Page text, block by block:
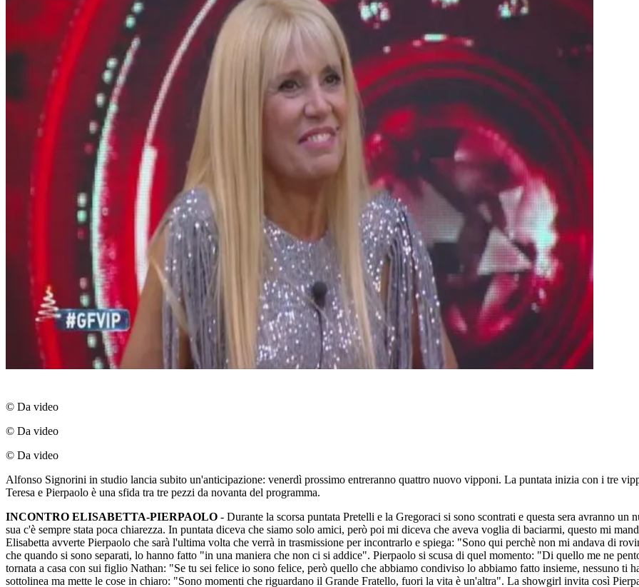
© Da video
© Da video
© Da video
Alfonso Signorini in studio lancia subito un'anticipazione: venerdì prossimo entreranno quattro nuovo vipponi. La puntata inizia con i tre
Teresa e Pierpaolo è una sfida tra tre pezzi da novanta del programma.
INCONTRO ELISABETTA-PIERPAOLO - Durante la scorsa puntata Pretelli e la Gregoraci si sono scontrati e questa sera avranno
sua c'è sempre stata poca chiarezza. In puntata diceva che siamo solo amici, però poi mi diceva che aveva voglia di baciarmi, questo mi
Elisabetta avverte Pierpaolo che sarà l'ultima volta che verrà in trasmissione per incontrarlo e spiega: "Sono qui perchè non mi andava di
che quando si sono separati, lo hanno fatto "in una maniera che non ci si addice". Pierpaolo si scusa di quel momento: "Di quello me ne
tornata a casa con sui figlio Nathan: "Se tu sei felice io sono felice, però quello che abbiamo condiviso lo abbiamo fatto insieme, nessuno
sottolinea ma mette le cose in chiaro: "Sono momenti che riguardano il Grande Fratello, fuori la vita è un'altra". La showgirl invita così